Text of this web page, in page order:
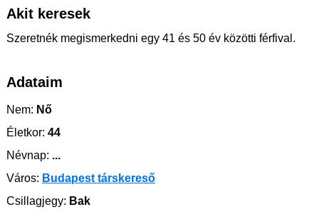
Akit keresek
Szeretnék megismerkedni egy 41 és 50 év közötti férfival.
Adataim
Nem: Nő
Életkor: 44
Névnap: ...
Város: Budapest társkereső
Csillagjegy: Bak